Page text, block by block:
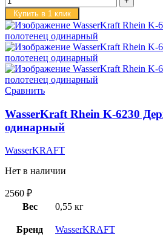
Купить в 1 клик
Сравнить
WasserKraft Rhein K-6230
одинарный
WasserKRAFT
Нет в наличии
2560 ₽
Вес
0,55 кг
Бренд WasserKRAFT